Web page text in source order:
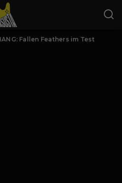
Fallen Feathers im Test